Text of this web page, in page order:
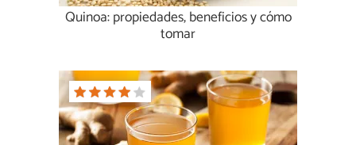
Quinoa: propiedades, beneficios y cómo
tomar